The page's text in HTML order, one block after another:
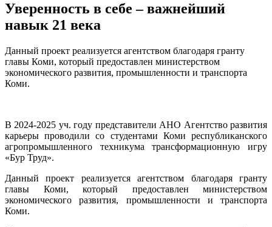
Уверенность в себе – важнейший
навык 21 века
Данный проект реализуется агентством благодаря гранту
главы Коми, который предоставлен министерством
экономического развития, промышленности и транспорта
Коми.
В 2024-2025 уч. году представители АНО Агентство развития
карьеры проводили со студентами Коми республиканского
агропромышленного техникума трансформационную игру
«Бур Труд».
Данный проект реализуется агентством благодаря гранту
главы Коми, который предоставлен министерством
экономического развития, промышленности и транспорта
Коми.